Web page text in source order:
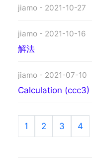
jiamo - 2021-10-27
jiamo - 2021-10-16
解法
jiamo - 2021-07-10
Calculation (ccc3)
1 2 3 4